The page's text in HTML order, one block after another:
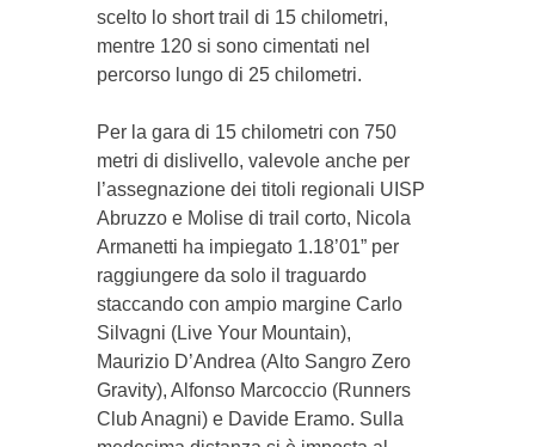
scelto lo short trail di 15 chilometri,
mentre 120 si sono cimentati nel
percorso lungo di 25 chilometri.
Per la gara di 15 chilometri con 750
metri di dislivello, valevole anche per
l’assegnazione dei titoli regionali UISP
Abruzzo e Molise di trail corto, Nicola
Armanetti ha impiegato 1.18’01” per
raggiungere da solo il traguardo
staccando con ampio margine Carlo
Silvagni (Live Your Mountain),
Maurizio D’Andrea (Alto Sangro Zero
Gravity), Alfonso Marcoccio (Runners
Club Anagni) e Davide Eramo. Sulla